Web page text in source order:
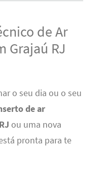
de Ar
Grajaú RJ
o seu dia ou o seu
de ar
ou uma nova
pronta para te